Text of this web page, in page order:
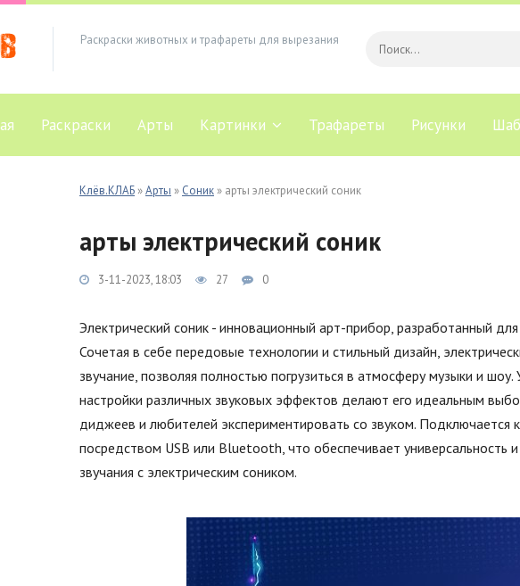
Раскраски животных и трафареты для вырезания
Раскраски Арты Картинки Трафареты Рисунки
Клёв.КЛАБ »Арты » Соник » арты электрический соник
арты электрический соник
3-11-2023, 18:03 27 0
Электрический соник - инновационный арт-прибор, разработанный
Сочетая в себе передовые технологии и стильный дизайн,
звучание, позволяя полностью погрузиться в атмосферу музыки и
настройки различных звуковых эффектов делают его идеальным
диджеев и любителей экспериментировать со звуком. Подключается
посредством USB или Bluetooth, что обеспечивает универсальность
звучания с электрическим соником.